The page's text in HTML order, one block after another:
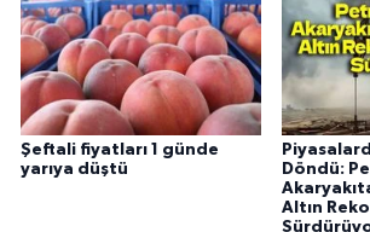
Şeftali fiyatları 1 günde
yarıya düştü
Döndü:
Altın